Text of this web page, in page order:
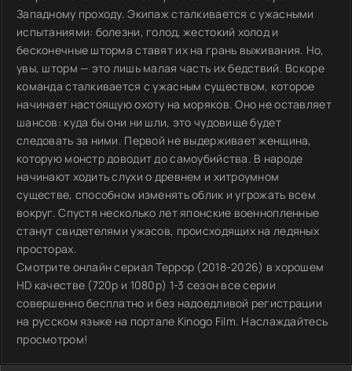
Западному проходу. Экипаж сталкивается с ужасными
испытаниями: болезни, голод, жестокий холод и
бесконечные шторма ставят их на грань выживания. Но,
увы, шторм — это лишь малая часть их бедствий. Вскоре
команда сталкивается с ужасным существом, которое
начинает настоящую охоту на моряков. Оно не оставляет
шансов: куда бы они ни шли, это чудовище будет
следовать за ними. Первой не выдерживает женщина,
которую монстр доводит до самоубийства. В народе
начинают ходить слухи о древнем и хитроумном
существе, способном изменять облик и угрожать всем
вокруг. Спустя несколько лет японские военнопленные
станут свидетелями ужасов, происходящих на ледяных
просторах.
Смотрите онлайн сериал Террор (2018-2026) в хорошем
HD качестве (720p и 1080p) 1-3 сезон все серии
совершенно бесплатно и без надоедливой регистрации
на русском языке на портале Kinogo Film. Наслаждайтесь
просмотром!